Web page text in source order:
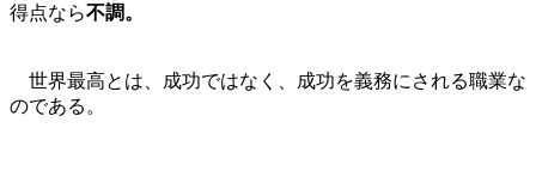
得点なら不調。
世界最高とは、成功ではなく、成功を義務にされる職業な
のである。